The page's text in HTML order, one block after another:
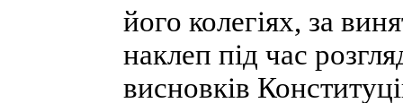
його колегіях, за
наклеп під час
висновків